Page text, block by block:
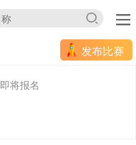
发布比赛
即将报名